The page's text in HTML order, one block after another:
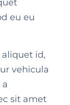
eu eu
id,
vehicula
sit amet